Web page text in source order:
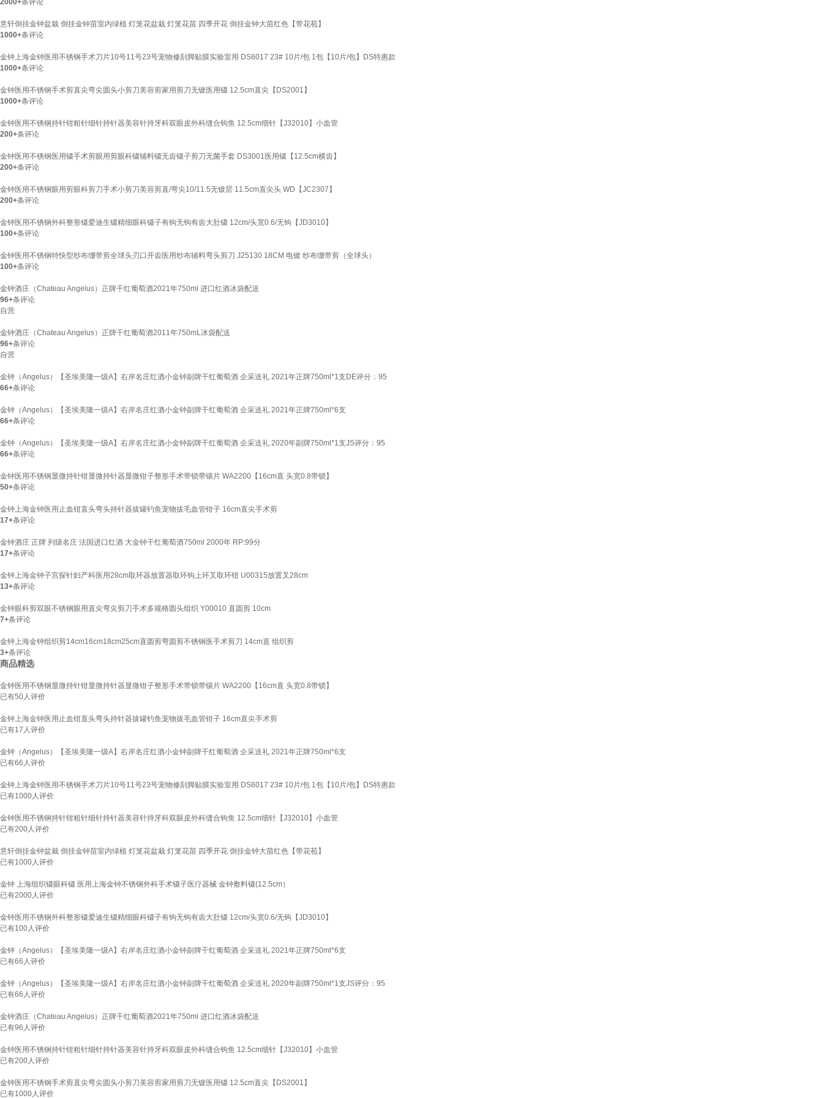
2000+条评论
意轩倒挂金钟盆栽 倒挂金钟苗室内绿植 灯笼花盆栽 灯笼花苗 四季开花 倒挂金钟大苗红色【带花苞】
1000+条评论
金钟上海金钟医用不锈钢手术刀片10号11号23号宠物修刮脚贴膜实验室用 DS6017 23# 10片/包 1包【10片/包】DS特惠款
1000+条评论
金钟医用不锈钢手术剪直尖弯尖圆头小剪刀美容剪家用剪刀无镀医用镊 12.5cm直尖【DS2001】
1000+条评论
金钟医用不锈钢持针钳粗针细针持针器美容针持牙科双眼皮外科缝合钩鱼 12.5cm细针【J32010】小血管
200+条评论
金钟医用不锈钢医用镊手术剪眼用剪眼科镊辅料镊无齿镊子剪刀无菌手套 DS3001医用镊【12.5cm横齿】
200+条评论
金钟医用不锈钢眼用剪眼科剪刀手术小剪刀美容剪直/弯尖10/11.5无镀层 11.5cm直尖头 WD【JC2307】
200+条评论
金钟医用不锈钢外科整形镊爱迪生镊精细眼科镊子有钩无钩有齿大肚镊 12cm/头宽0.6/无钩【JD3010】
100+条评论
金钟医用不锈钢特快型纱布绷带剪全球头刃口开齿医用纱布辅料弯头剪刀 J25130 18CM 电镀 纱布绷带剪（全球头）
100+条评论
金钟酒庄（Chateau Angelus）正牌干红葡萄酒2021年750ml 进口红酒冰袋配送
96+条评论
自营
金钟酒庄（Chateau Angelus）正牌干红葡萄酒2011年750mL冰袋配送
96+条评论
自营
金钟（Angelus）【圣埃美隆一级A】右岸名庄红酒小金钟副牌干红葡萄酒 企采送礼 2021年正牌750ml*1支DE评分：95
66+条评论
金钟（Angelus）【圣埃美隆一级A】右岸名庄红酒小金钟副牌干红葡萄酒 企采送礼 2021年正牌750ml*6支
66+条评论
金钟（Angelus）【圣埃美隆一级A】右岸名庄红酒小金钟副牌干红葡萄酒 企采送礼 2020年副牌750ml*1支JS评分：95
66+条评论
金钟医用不锈钢显微持针钳显微持针器显微钳子整形手术带锁带镶片 WA2200【16cm直 头宽0.8带锁】
50+条评论
金钟上海金钟医用止血钳直头弯头持针器拔罐钓鱼宠物拔毛血管钳子 16cm直尖手术剪
17+条评论
金钟酒庄 正牌 列级名庄 法国进口红酒 大金钟干红葡萄酒750ml 2000年 RP:99分
17+条评论
金钟上海金钟子宫探针妇产科医用28cm取环器放置器取环钩上环叉取环钳 U00315放置叉28cm
13+条评论
金钟眼科剪双眼不锈钢眼用直尖弯尖剪刀手术多规格圆头组织 Y00010 直圆剪 10cm
7+条评论
金钟上海金钟组织剪14cm16cm18cm25cm直圆剪弯圆剪不锈钢医手术剪刀 14cm直 组织剪
3+条评论
商品精选
金钟医用不锈钢显微持针钳显微持针器显微钳子整形手术带锁带镶片 WA2200【16cm直 头宽0.8带锁】
已有50人评价
金钟上海金钟医用止血钳直头弯头持针器拔罐钓鱼宠物拔毛血管钳子 16cm直尖手术剪
已有17 人评价
金钟（Angelus）【圣埃美隆一级A】右岸名庄红酒小金钟副牌干红葡萄酒 企采送礼 2021年正牌750ml*6支
已有66 人评价
金钟上海金钟医用不锈钢手术刀片10号11号23号宠物修刮脚贴膜实验室用 DS6017 23# 10片/包 1包【10片/包】DS特惠款
已有1000人评价
金钟医用不锈钢持针钳粗针细针持针器美容针持牙科双眼皮外科缝合钩鱼 12.5cm细针【J32010】小血管
已有200人评价
意轩倒挂金钟盆栽 倒挂金钟苗室内绿植 灯笼花盆栽 灯笼花苗 四季开花 倒挂金钟大苗红色【带花苞】
已有1000人评价
金钟 上海组织镊眼科镊 医用上海金钟不锈钢外科手术镊子医疗器械 金钟敷料镊(12.5cm）
已有2000人评价
金钟医用不锈钢外科整形镊爱迪生镊精细眼科镊子有钩无钩有齿大肚镊 12cm/头宽0.6/无钩【JD3010】
已有100人评价
金钟（Angelus）【圣埃美隆一级A】右岸名庄红酒小金钟副牌干红葡萄酒 企采送礼 2021年正牌750ml*6支
已有66 人评价
金钟（Angelus）【圣埃美隆一级A】右岸名庄红酒小金钟副牌干红葡萄酒 企采送礼 2020年副牌750ml*1支JS评分：95
已有66 人评价
金钟酒庄（Chateau Angelus）正牌干红葡萄酒2021年750ml 进口红酒冰袋配送
已有96 人评价
金钟医用不锈钢持针钳粗针细针持针器美容针持牙科双眼皮外科缝合钩鱼 12.5cm细针【J32010】小血管
已有200人评价
金钟医用不锈钢手术剪直尖弯尖圆头小剪刀美容剪家用剪刀无镀医用镊 12.5cm直尖【DS2001】
已有1000人评价